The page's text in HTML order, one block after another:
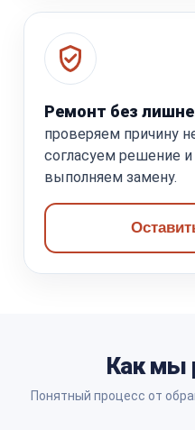
Ремонт без
проверяем причину
согласуем решение и
выполняем замену.
Как мы
Понятный процесс от